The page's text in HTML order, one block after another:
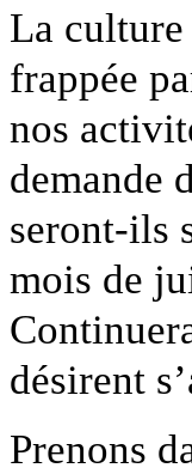
La culture
frappée
nos
demande
seront-ils
mois de
désirent
Prenons